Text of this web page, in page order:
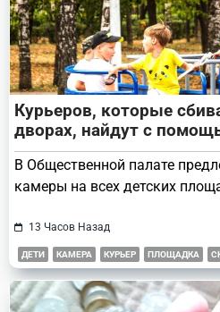
Курьеров, которые
дворах, найдут с
В Общественной палате
камеры на всех детских
13 Часов Назад
ДЕТИ КАМЕРА КУРЬЕР ПЛОЩАДКА